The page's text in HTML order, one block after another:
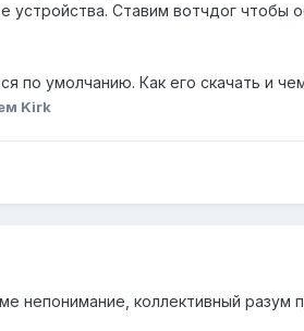
устройства. Ставим вотчдог чтобы
по умолчанию. Как его скачать и
Kirk
непонимание, коллективный разум